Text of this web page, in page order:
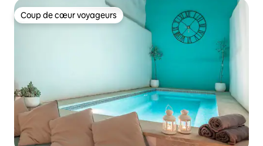
Coup de cœur voyageurs
Coup de cœur voyageurs